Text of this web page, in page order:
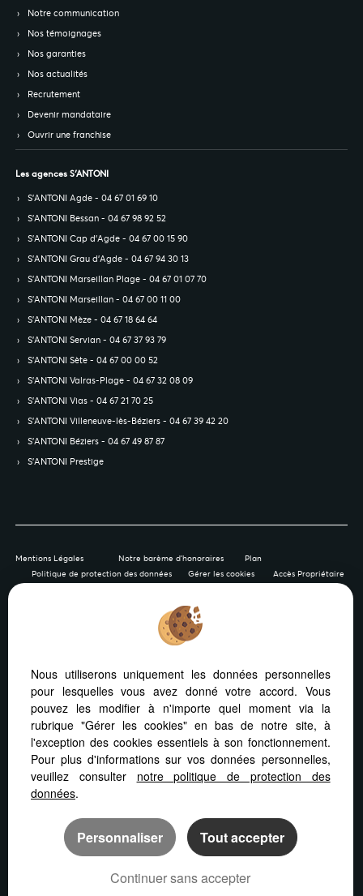
Notre communication
Nos témoignages
Nos garanties
Nos actualités
Recrutement
Devenir mandataire
Ouvrir une franchise
Les agences S’ANTONI
S’ANTONI Agde - 04 67 01 69 10
S’ANTONI Bessan - 04 67 98 92 52
S’ANTONI Cap d'Agde - 04 67 00 15 90
S’ANTONI Grau d'Agde - 04 67 94 30 13
S’ANTONI Marseillan Plage - 04 67 01 07 70
S’ANTONI Marseillan - 04 67 00 11 00
S’ANTONI Mèze - 04 67 18 64 64
S’ANTONI Servian - 04 67 37 93 79
S’ANTONI Sète - 04 67 00 00 52
S’ANTONI Valras-Plage - 04 67 32 08 09
S’ANTONI Vias - 04 67 21 70 25
S’ANTONI Villeneuve-lès-Béziers - 04 67 39 42 20
S’ANTONI Béziers - 04 67 49 87 87
S’ANTONI Prestige
Mentions Légales Notre barème d'honoraires
Plan
Politique de protection des données
Gérer les cookies Accès Propriétaire
Afin de vous offrir un confort de lecture permanent, depuis
votre PC, votre tablette ou votre smartphone, notre site
s’adapte automatiquement aux différents types d'écrans
Logiciel immobilier
Nous utiliserons uniquement les données personnelles
pour lesquelles vous avez donné votre accord. Vous
pouvez les modifier à n'importe quel moment via la
rubrique "Gérer les cookies" en bas de notre site, à
l'exception des cookies essentiels à son fonctionnement.
Pour plus d'informations sur vos données personnelles,
veuillez consulter notre politique de protection des
données.
Personnaliser Tout accepter
Continuer sans accepter